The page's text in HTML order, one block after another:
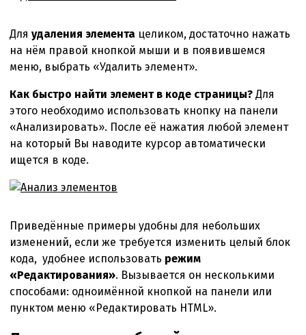
Для удаления элемента целиком, достаточно нажать
на нём правой кнопкой мыши и в появившемся
меню, выбрать «Удалить элемент».
Как быстро найти элемент в коде страницы? Для
этого необходимо использовать кнопку на панели
«Анализировать». После её нажатия любой элемент
на который Вы наводите курсор автоматически
ищется в коде.
Приведённые примеры удобны для небольших
изменений, если же требуется изменить целый блок
кода, удобнее использовать режим
«Редактирования». Вызывается он несколькими
способами: одноимённой кнопкой на панели или
пунктом меню «Редактировать HTML».